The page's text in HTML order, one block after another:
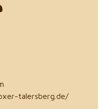
talersberg.de/